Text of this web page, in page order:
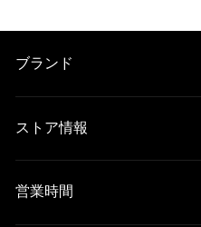
ブランド
ストア情報
営業時間